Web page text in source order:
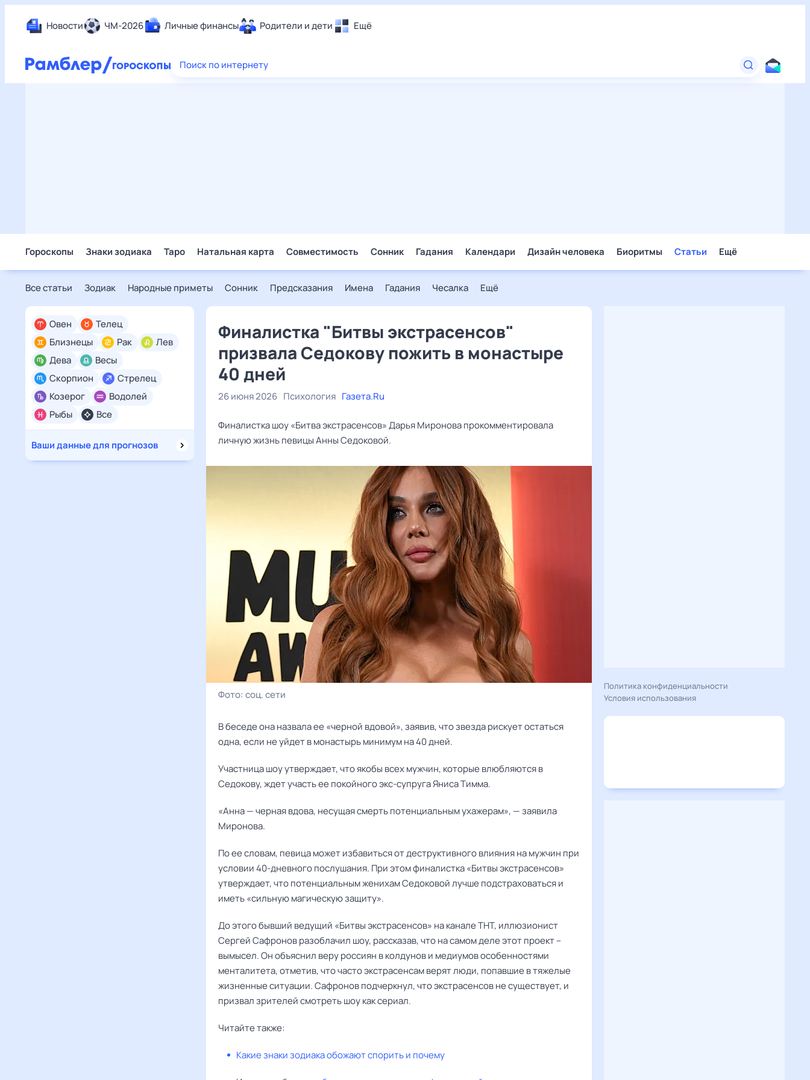
Новости ЧМ-2026 Личные финансы Родители и дети Ещё
Еда
Поиск по интернету
Гороскопы Знаки зодиака Таро Натальная карта Совместимость Сонник Гадания Календари Дизайн человека Биоритмы Статьи Ещё
Все статьи Зодиак Народные приметы Сонник Предсказания Имена Гадания Чесалка Ещё
Все
Овен
Телец
Близнецы
Рак
Лев
Дева
Весы
Скорпион
Стрелец
Козерог
Водолей
Рыбы
Ваши данные для прогнозов
Финалистка "Битвы экстрасенсов"
призвала Седокову пожить в монастыре
40 дней
26 июня 2026 Психология Газета.Ru
Финалистка шоу «Битва экстрасенсов» Дарья Миронова прокомментировала
личную жизнь певицы Анны Седоковой.
Фото: соц. сети
В беседе она назвала ее «черной вдовой», заявив, что звезда рискует остаться
одна, если не уйдет в монастырь минимум на 40 дней.
Участница шоу утверждает, что якобы всех мужчин, которые влюбляются в
Седокову, ждет участь ее покойного экс-супруга Яниса Тимма.
«Анна — черная вдова, несущая смерть потенциальным ухажерам», — заявила
Миронова.
По ее словам, певица может избавиться от деструктивного влияния на мужчин при
условии 40-дневного послушания. При этом финалистка «Битвы экстрасенсов»
утверждает, что потенциальным женихам Седоковой лучше подстраховаться и
иметь «сильную магическую защиту».
До этого бывший ведущий «Битвы экстрасенсов» на канале ТНТ, иллюзионист
Сергей Сафронов разоблачил шоу, рассказав, что на самом деле этот проект –
вымысел. Он объяснил веру россиян в колдунов и медиумов особенностями
менталитета, отметив, что часто экстрасенсам верят люди, попавшие в тяжелые
жизненные ситуации. Сафронов подчеркнул, что экстрасенсов не существует, и
призвал зрителей смотреть шоу как сериал.
Читайте также:
Какие знаки зодиака обожают спорить и почему
Политика конфиденциальности
Условия использования